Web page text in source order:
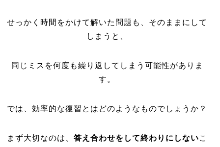
せっかく時間をかけて解いた問題も、そのままにして
しまうと、
同じミスを何度も繰り返してしまう可能性がありま
す。
では、効率的な復習とはどのようなものでしょうか？
まず大切なのは、答え合わせをして終わりにしないこ